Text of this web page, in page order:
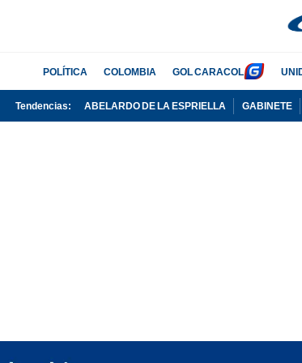
POLÍTICA COLOMBIA GOL CARACOL
Tendencias: ABELARDO DE LA ESPRIELLA GABINETE